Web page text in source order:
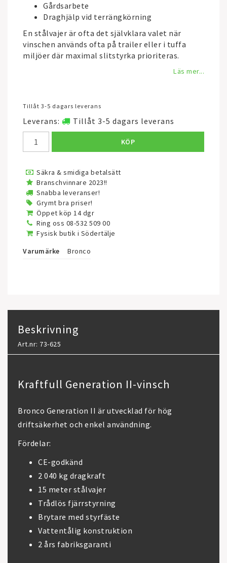
Gårdsarbete
Draghjälp vid terrängkörning
En stålvajer är ofta det självklara valet när
vinschen används ofta på trailer eller i tuffa
miljöer där maximal slitstyrka prioriteras.
Läs mer...
Tillåt 3-5 dagars leverans
Leverans: Tillåt 3-5 dagars leverans
KÖP
Säkra & smidiga betalsätt
Branschvinnare 2023!!
Snabba leveranser!
Grymt bra priser!
Öppet köp 14 dgr
Ring oss 08-532 509 00
Fysisk butik i Södertälje
Varumärke
Bronco
Beskrivning
Art.nr: 73-625
Kraftfull Generation II-vinsch
Bronco Generation II är utvecklad för hög
driftsäkerhet och enkel användning.
Fördelar:
CE-godkänd
2 040 kg dragkraft
15 meter stålvajer
Trådlös fjärrstyrning
Brytare med styrfäste
Vattentålig konstruktion
2 års fabriksgaranti